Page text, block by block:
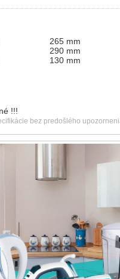
265 mm
290 mm
130 mm
!!!
bez predošlého